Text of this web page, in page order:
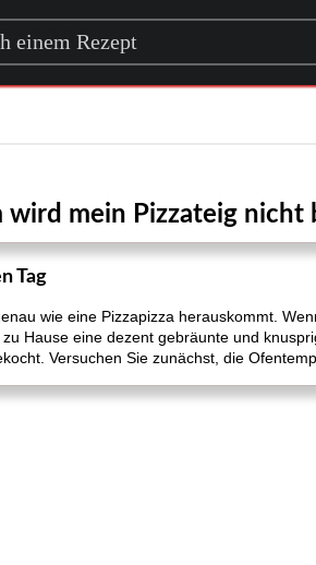
recipe
wird mein Pizzateig nicht
Tag
wie eine Pizzapizza herauskommt.
Hause eine dezent gebräunte und
Versuchen Sie zunächst, die